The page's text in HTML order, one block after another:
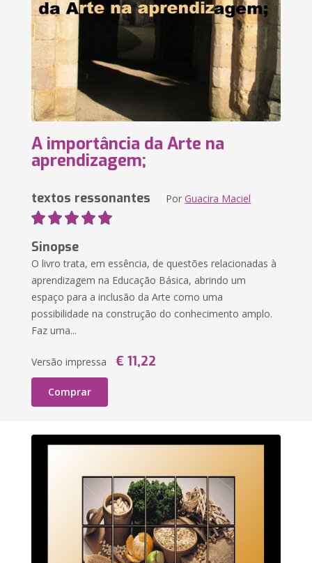
A importância da Arte na
aprendizagem;
textos ressonantes PorGuacira Maciel
Sinopse
O livro trata, em essência, de questões relacionadas à
aprendizagem na Educação Básica, abrindo um
espaço para a inclusão da Arte como uma
possibilidade na construção do conhecimento amplo.
Faz uma...
Versão impressa € 11,22
Comprar